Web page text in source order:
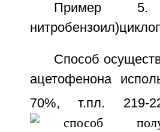
Пример 5.
Способ
ацетофенона
70%, т.пл.